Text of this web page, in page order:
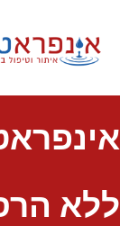
ללא